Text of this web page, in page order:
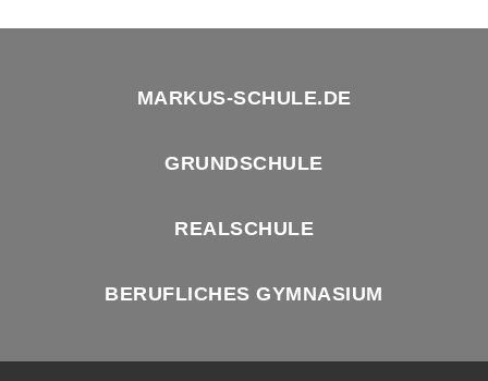
MARKUS-SCHULE.DE
GRUNDSCHULE
REALSCHULE
BERUFLICHES GYMNASIUM